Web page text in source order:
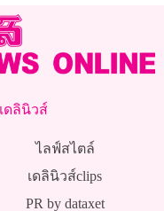
ดลินิวส์
ไลฟ์สไตล์
เดลินิวส์clips
PR by dataxet